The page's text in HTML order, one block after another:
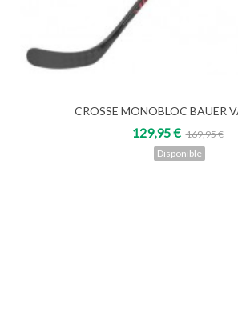
CROSSE MONOBLOC BAUER
129,95 € 169,95 €
Disponible